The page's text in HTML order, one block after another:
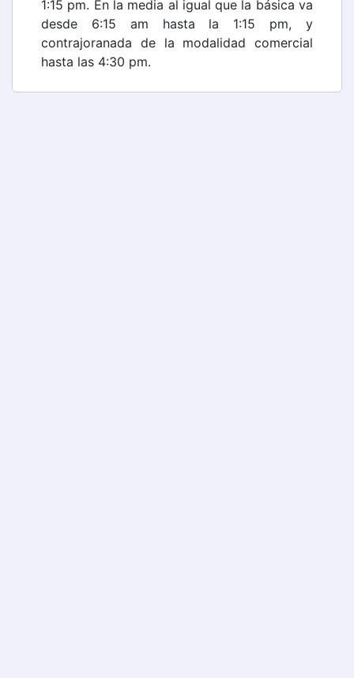
1:15 pm. En la media al igual que la básica va
desde 6:15 am hasta la 1:15 pm, y
contrajoranada de la modalidad comercial
hasta las 4:30 pm.